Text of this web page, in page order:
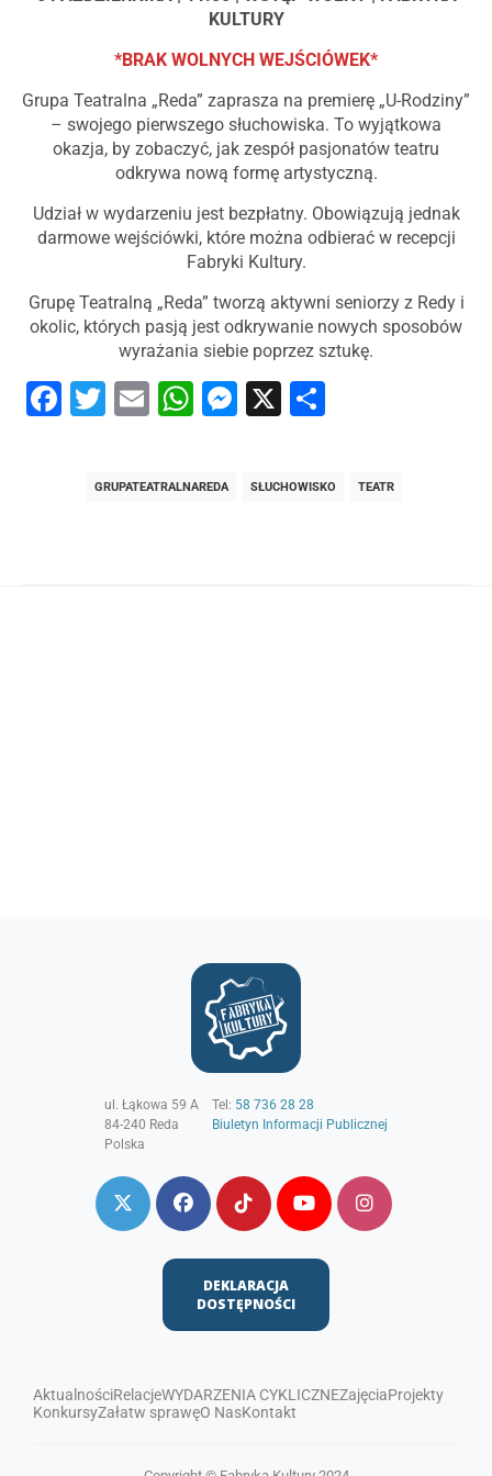
KULTURY
*BRAK WOLNYCH WEJŚCIÓWEK*
Grupa Teatralna „Reda” zaprasza na premierę „U-Rodziny”
– swojego pierwszego słuchowiska. To wyjątkowa
okazja, by zobaczyć, jak zespół pasjonatów teatru
odkrywa nową formę artystyczną.
Udział w wydarzeniu jest bezpłatny. Obowiązują jednak
darmowe wejściówki, które można odbierać w recepcji
Fabryki Kultury.
Grupę Teatralną „Reda” tworzą aktywni seniorzy z Redy i
okolic, których pasją jest odkrywanie nowych sposobów
wyrażania siebie poprzez sztukę.
Facebook
Twitter
EmailWhatsApp
Messenger
X
GRUPATEATRALNAREDA SŁUCHOWISKO TEATR
ul. Łąkowa 59 A
84-240 Reda
Polska
Tel: 58 736 28 28
Biuletyn Informacji Publicznej
DEKLARACJA
DOSTĘPNOŚCI
AktualnościRelacjeWYDARZENIA CYKLICZNEZajęciaProjekty
KonkursyZałatw sprawęO NasKontakt